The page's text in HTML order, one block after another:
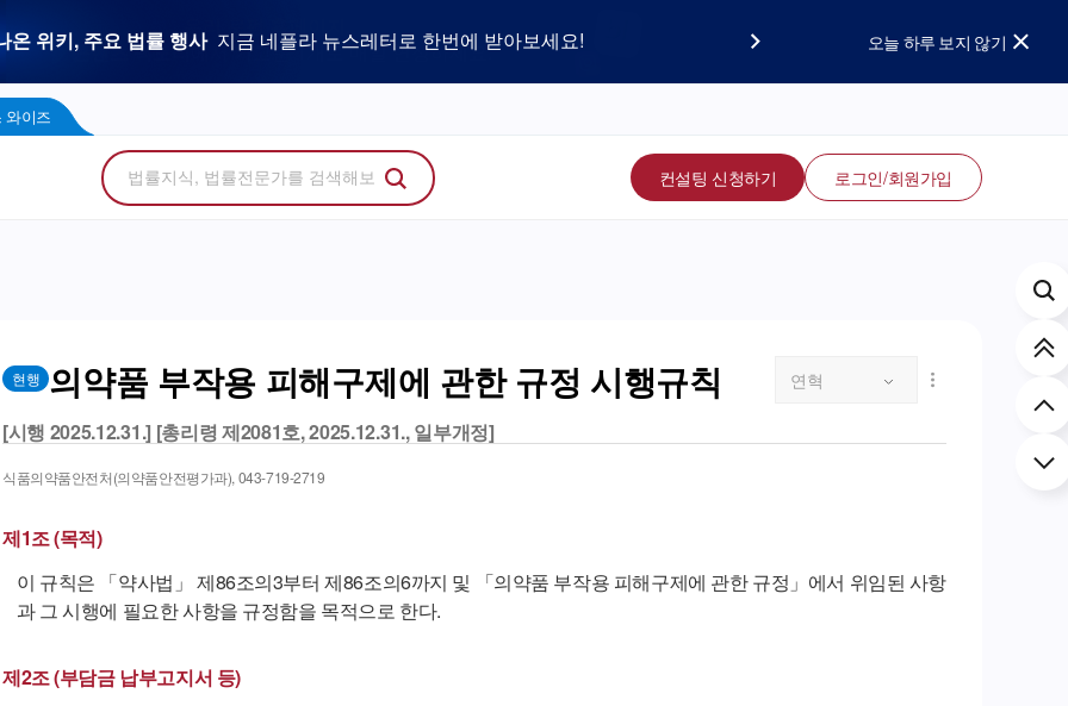
우리 로펌 홈페이지,
콘텐츠 팩토리에서 기고문 1개로 매일 연성하세요.
온 위키, 주요 법률 행사 지금 네플라 뉴스레터로 한번에 받아보세요!
LegalDocs
Wise 리걸독스 와이즈프로 사전등록 신청하기
라 광고 문의 법률 소비자에게 지금 당신의 브랜드를 보여주세요! 오늘 하루 보지 않기
와이즈
컨설팅 신청하기 로그인/회원가입
현행 의약품 부작용 피해구제에 관한 규정 시행규칙 연혁
[시행 2025.12.31.] [총리령 제2081호, 2025.12.31., 일부개정]
식품의약품안전처(의약품안전평가과), 043-719-2719
제1조 (목적)
이 규칙은 「약사법」 제86조의3부터 제86조의6까지 및 「의약품 부작용 피해구제에 관한 규정」에서 위임된 사항
과 그 시행에 필요한 사항을 규정함을 목적으로 한다.
제2조 (부담금 납부고지서 등)